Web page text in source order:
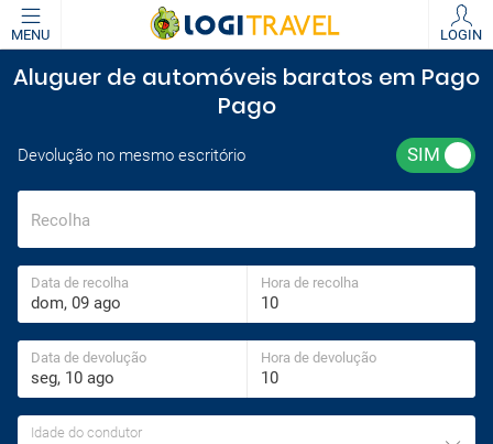
MENU LOGIN
Aluguer de automóveis baratos em Pago
Pago
Devolução no mesmo escritório
Recolha
Data de recolha Hora de recolha
Data de devolução Hora de devolução
Idade do condutor